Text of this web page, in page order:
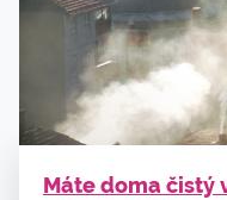
Máte doma čistý